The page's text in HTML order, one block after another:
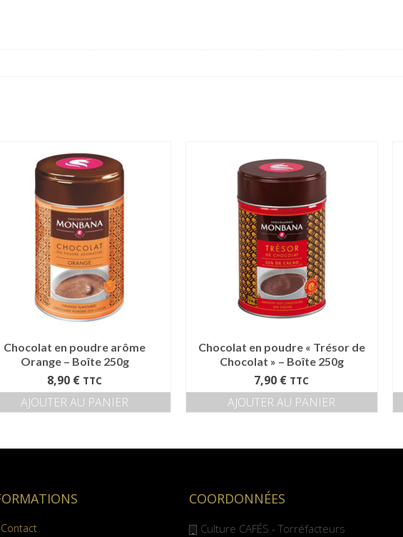
Chocolat en poudre arôme
Orange – Boîte 250g
8,90 € TTC
AJOUTER AU PANIER
Chocolat en poudre « Trésor de
Chocolat » – Boîte 250g
7,90 € TTC
AJOUTER AU PANIER
Contact
COORDONNÉES
Culture CAFÉS - Torréfacteurs